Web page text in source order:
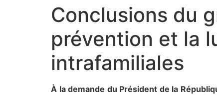
Conclusions du
prévention et la
intrafamiliales
À la demande du Président de la